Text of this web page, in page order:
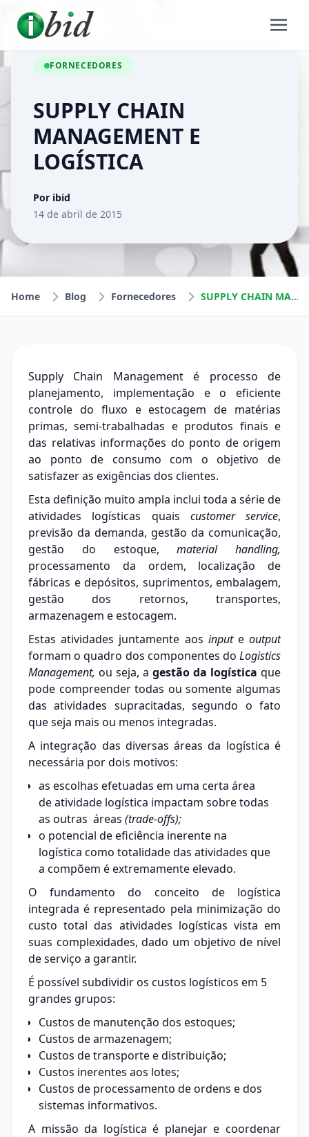
FORNECEDORES
SUPPLY CHAIN
MANAGEMENT E
LOGÍSTICA
Por ibid
14 de abril de 2015
Home Blog Fornecedores SUPPLY CHAIN MANAGEMENT E LOGÍSTICA
Supply Chain Management é processo de
planejamento, implementação e o eficiente
controle do fluxo e estocagem de matérias
primas, semi-trabalhadas e produtos finais e
das relativas informações do ponto de origem
ao ponto de consumo com o objetivo de
satisfazer as exigências dos clientes.
Esta definição muito ampla inclui toda a série de
atividades logísticas quais customer service,
previsão da demanda, gestão da comunicação,
gestão do estoque, material handling,
processamento da ordem, localização de
fábricas e depósitos, suprimentos, embalagem,
gestão dos retornos, transportes,
armazenagem e estocagem.
Estas atividades juntamente aos inputeoutput
formam o quadro dos componentes do Logistics
Management, ou seja, a gestão da logística que
pode compreender todas ou somente algumas
das atividades supracitadas, segundo o fato
que seja mais ou menos integradas.
A integração das diversas áreas da logística é
necessária por dois motivos:
as escolhas efetuadas em uma certa área
de atividade logística impactam sobre todas
as outras áreas (trade-offs);
o potencial de eficiência inerente na
logística como totalidade das atividades que
a compõem é extremamente elevado.
O fundamento do conceito de logística
integrada é representado pela minimização do
custo total das atividades logísticas vista em
suas complexidades, dado um objetivo de nível
de serviço a garantir.
É possível subdividir os custos logísticos em 5
grandes grupos:
Custos de manutenção dos estoques;
Custos de armazenagem;
Custos de transporte e distribuição;
Custos inerentes aos lotes;
Custos de processamento de ordens e dos
sistemas informativos.
A missão da logística é planejar e coordenar